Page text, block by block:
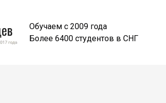
Обучаем с 2009 года
Более 6400 студентов в СНГ